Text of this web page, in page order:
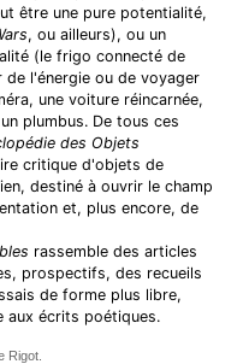
être une pure potentialité,
, ou ailleurs), ou un
(le frigo connecté de
de l'énergie ou de voyager
une voiture réincarnée,
plumbus. De tous ces
des Objets
critique d'objets de
destiné à ouvrir le champ
et, plus encore, de
rassemble des articles
prospectifs, des recueils
de forme plus libre,
aux écrits poétiques.
Rigot.